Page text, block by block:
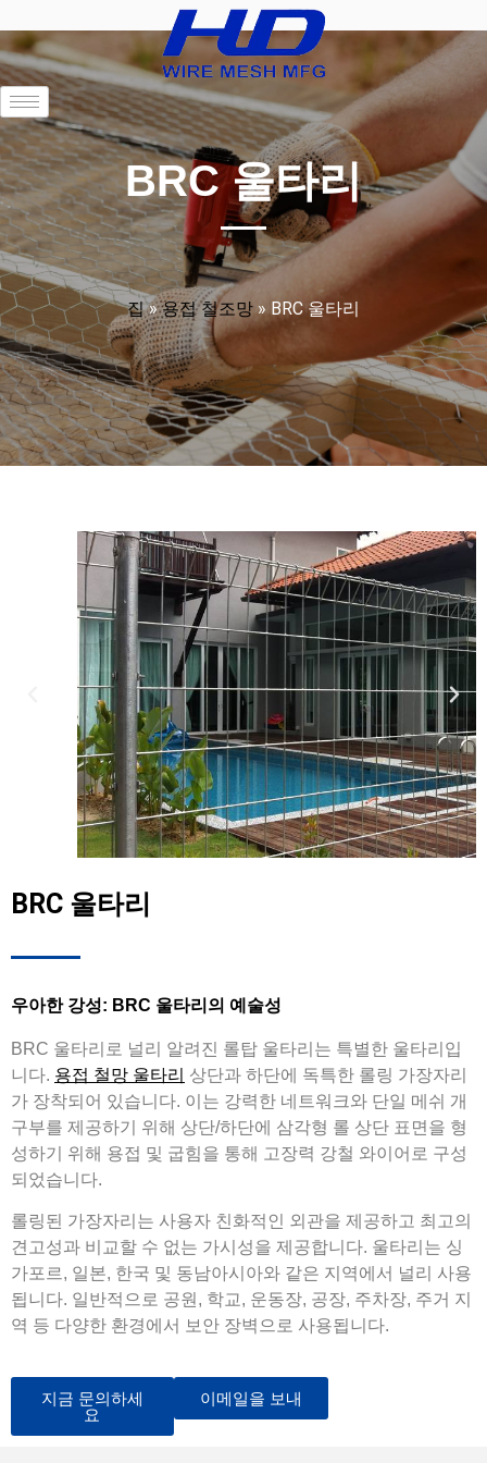
BRC 울타리
집»용접 철조망 » BRC 울타리
BRC 울타리
우아한 강성: BRC 울타리의 예술성
BRC 울타리로 널리 알려진 롤탑 울타리는 특별한 울타리입
니다. 용접 철망 울타리 상단과 하단에 독특한 롤링 가장자리
가 장착되어 있습니다. 이는 강력한 네트워크와 단일 메쉬 개
구부를 제공하기 위해 상단/하단에 삼각형 롤 상단 표면을 형
성하기 위해 용접 및 굽힘을 통해 고장력 강철 와이어로 구성
되었습니다.
롤링된 가장자리는 사용자 친화적인 외관을 제공하고 최고의
견고성과 비교할 수 없는 가시성을 제공합니다. 울타리는 싱
가포르, 일본, 한국 및 동남아시아와 같은 지역에서 널리 사용
됩니다. 일반적으로 공원, 학교, 운동장, 공장, 주차장, 주거 지
역 등 다양한 환경에서 보안 장벽으로 사용됩니다.
지금 문의하세
요
이메일을 보내